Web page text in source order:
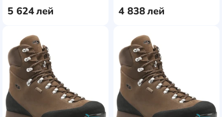
5 624лей 4 838лей
AddCardToFavourite